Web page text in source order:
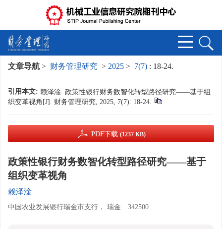
文章导航 > 财务管理研究 > 2025 > 7(7) : 18-24.
引用本文: 赖泽淦. 政策性银行财务数智化转型路径研究——基于组
织变革视角[J]. 财务管理研究, 2025, 7(7): 18-24.
PDF下载 (1237 KB)
政策性银行财务数智化转型路径研究——基于
组织变革视角
赖泽淦
中国农业发展银行瑞金市支行， 瑞金 342500